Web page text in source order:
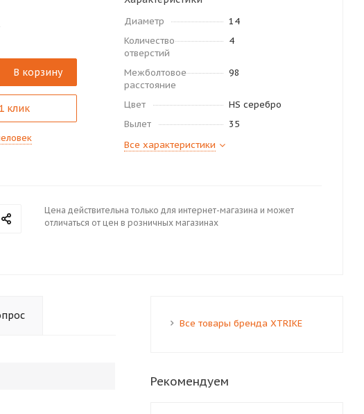
В корзину
клик
Диаметр
14
Количество
отверстий
4
Межболтовое
расстояние
98
Цвет
HS серебро
Вылет
35
Все характеристики
Цена действительна только для интернет-магазина и может
отличаться от цен в розничных магазинах
Все товары бренда XTRIKE
Рекомендуем